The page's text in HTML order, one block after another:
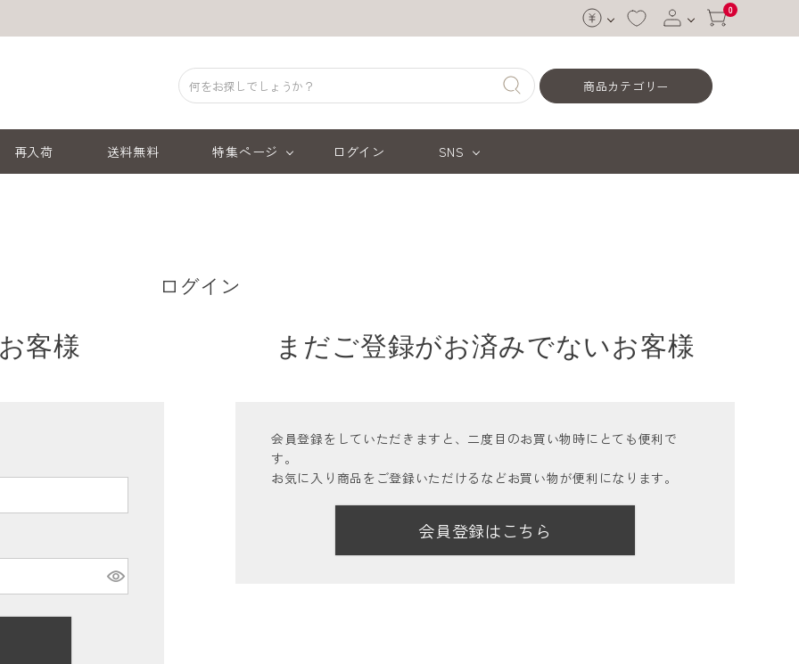
会員登録
0
商品カテゴリー
再入荷 送料無料 特集ページ ログイン SNS
ログイン
客様 まだご登録がお済みでないお客様
会員登録をしていただきますと、二度目のお買い物時にとても便利で
す。
お気に入り商品をご登録いただけるなどお買い物が便利になります。
会員登録はこちら